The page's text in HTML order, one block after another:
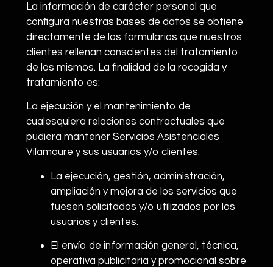
La información de carácter personal que
configura nuestras bases de datos se obtiene
directamente de los formularios que nuestros
clientes rellenan conscientes del tratamiento
de los mismos. La finalidad de la recogida y
tratamiento es:
La ejecución y el mantenimiento de
cualesquiera relaciones contractuales que
pudiera mantener Servicios Asistenciales
Vilamoure y sus usuarios y/o clientes.
La ejecución, gestión, administración,
ampliación y mejora de los servicios que
fuesen solicitados y/o utilizados por los
usuarios y clientes.
El envío de información general, técnica,
operativa publicitaria y promocional sobre